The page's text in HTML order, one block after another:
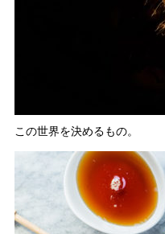
この世界を決めるもの。